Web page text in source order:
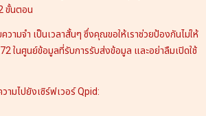
ขั้นตอน
ามจำ เป็นเวลาสั้นๆ ซึ่งคุณขอให้เราช่วยป้องกันไม่ให้
ในศูนย์ข้อมูลที่รับการรับส่งข้อมูล และอย่าลืมเปิดใช้
ามไปยังเซิร์ฟเวอร์ Qpid: